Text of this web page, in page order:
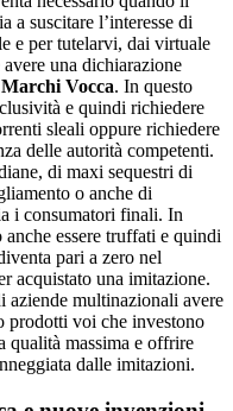
suscitare l’interesse di
e per tutelarvi, dai virtuale
una dichiarazione
Vocca. In questo
e quindi richiedere
sleali oppure richiedere
delle autorità competenti.
di maxi sequestri di
o anche di
i consumatori finali. In
essere truffati e quindi
pari a zero nel
acquistato una imitazione.
aziende multinazionali avere
prodotti voi che investono
qualità massima e offrire
dalle imitazioni.